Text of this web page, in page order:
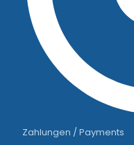
Zahlungen / Payments